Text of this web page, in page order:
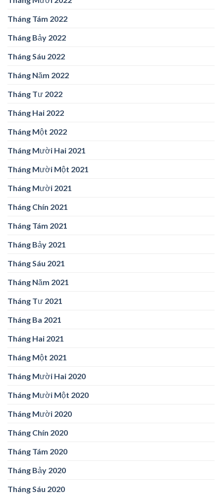
Tháng Tám 2022
Tháng Bảy 2022
Tháng Sáu 2022
Tháng Năm 2022
Tháng Tư 2022
Tháng Hai 2022
Tháng Một 2022
Tháng Mười Hai 2021
Tháng Mười Một 2021
Tháng Mười 2021
Tháng Chín 2021
Tháng Tám 2021
Tháng Bảy 2021
Tháng Sáu 2021
Tháng Năm 2021
Tháng Tư 2021
Tháng Ba 2021
Tháng Hai 2021
Tháng Một 2021
Tháng Mười Hai 2020
Tháng Mười Một 2020
Tháng Mười 2020
Tháng Chín 2020
Tháng Tám 2020
Tháng Bảy 2020
Tháng Sáu 2020